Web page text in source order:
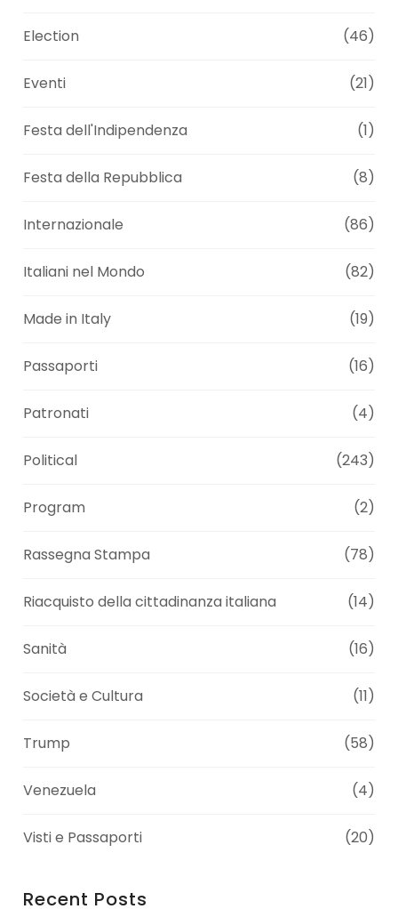
Election (46)
Eventi (21)
Festa dell'Indipendenza (1)
Festa della Repubblica (8)
Internazionale (86)
Italiani nel Mondo (82)
Made in Italy (19)
Passaporti (16)
Patronati (4)
Political (243)
Program (2)
Rassegna Stampa (78)
Riacquisto della cittadinanza italiana (14)
Sanità (16)
Società e Cultura (11)
Trump (58)
Venezuela (4)
Visti e Passaporti (20)
Recent Posts